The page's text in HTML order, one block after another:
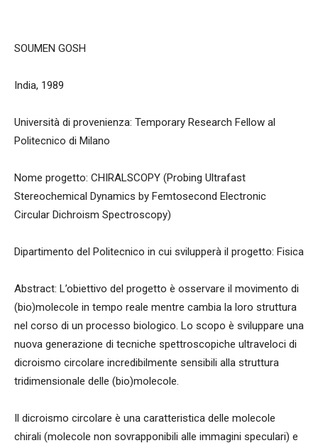
SOUMEN GOSH
India, 1989
Università di provenienza: Temporary Research Fellow al
Politecnico di Milano
Nome progetto: CHIRALSCOPY (Probing Ultrafast
Stereochemical Dynamics by Femtosecond Electronic
Circular Dichroism Spectroscopy)
Dipartimento del Politecnico in cui svilupperà il progetto: Fisica
Abstract: L’obiettivo del progetto è osservare il movimento di
(bio)molecole in tempo reale mentre cambia la loro struttura
nel corso di un processo biologico. Lo scopo è sviluppare una
nuova generazione di tecniche spettroscopiche ultraveloci di
dicroismo circolare incredibilmente sensibili alla struttura
tridimensionale delle (bio)molecole.
Il dicroismo circolare è una caratteristica delle molecole
chirali (molecole non sovrapponibili alle immagini speculari) e